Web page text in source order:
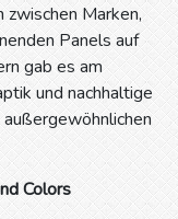
Marken,
Panels auf
gab es am
und nachhaltige
Colors